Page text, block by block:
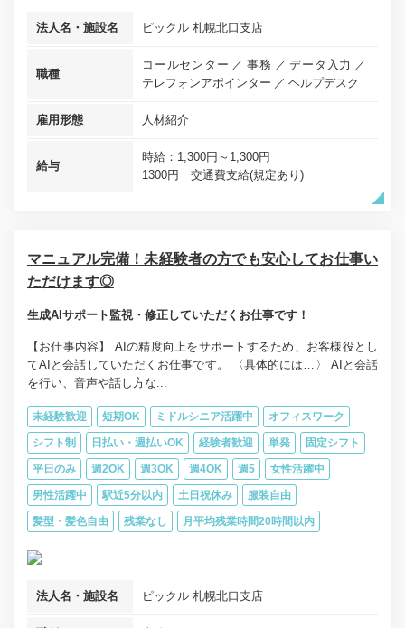
法人名・施設名 ピックル 札幌北口支店
職種
コールセンター 事務
データ入力
テレフォンアポインター
ヘルプデスク
雇用形態 人材紹介
給与
時給：1,300円～1,300円
1300円 交通費支給(規定あり)
マニュアル完備！未経験者の方でも安心してお仕事い
ただけます◎
生成AIサポート監視・修正していただくお仕事です！
【お仕事内容】 AIの精度向上をサポートするため、お客様役とし
てAIと会話していただくお仕事です。 〈具体的には…〉 AIと会話
を行い、音声や話し方な...
未経験歓迎 短期OK ミドルシニア活躍中 オフィスワーク
シフト制 日払い・週払いOK 経験者歓迎 単発 固定シフト
平日のみ 週2OK 週3OK 週4OK 週5 女性活躍中
男性活躍中 駅近5分以内 土日祝休み 服装自由
髪型・髪色自由 残業なし 月平均残業時間20時間以内
法人名・施設名 ピックル 札幌北口支店